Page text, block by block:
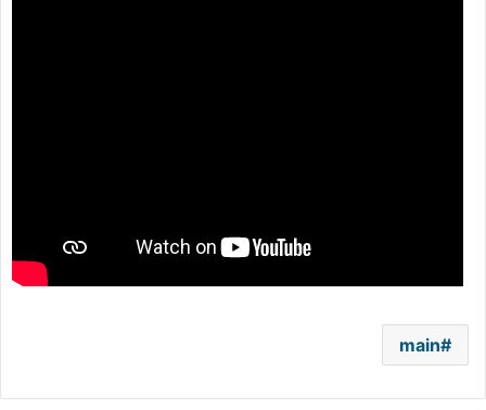
main